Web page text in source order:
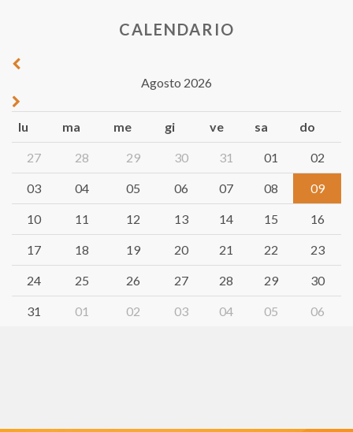
CALENDARIO
Agosto 2026
lu ma me gi ve sa do
27 28 29 30 31 01 02
03 04 05 06 07 08 09
10 11 12 13 14 15 16
17 18 19 20 21 22 23
24 25 26 27 28 29 30
31 01 02 03 04 05 06